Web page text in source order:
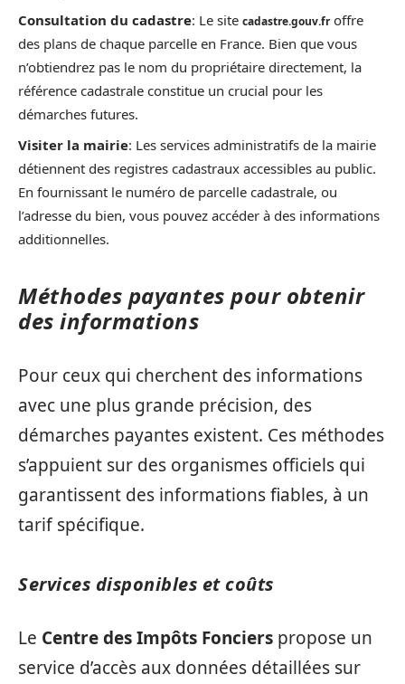
Consultation du cadastre: Le site cadastre.gouv.froffre
des plans de chaque parcelle en France. Bien que vous
n’obtiendrez pas le nom du propriétaire directement, la
référence cadastrale constitue un crucial pour les
démarches futures.
Visiter la mairie: Les services administratifs de la mairie
détiennent des registres cadastraux accessibles au public.
En fournissant le numéro de parcelle cadastrale, ou
l’adresse du bien, vous pouvez accéder à des informations
additionnelles.
Méthodes payantes pour obtenir
des informations
Pour ceux qui cherchent des informations
avec une plus grande précision, des
démarches payantes existent. Ces méthodes
s’appuient sur des organismes officiels qui
garantissent des informations fiables, à un
tarif spécifique.
Services disponibles et coûts
Le Centre des Impôts Fonciers propose un
service d’accès aux données détaillées sur